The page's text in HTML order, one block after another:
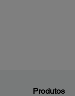
Produtos